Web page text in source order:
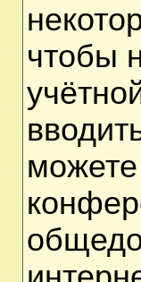
чтобы